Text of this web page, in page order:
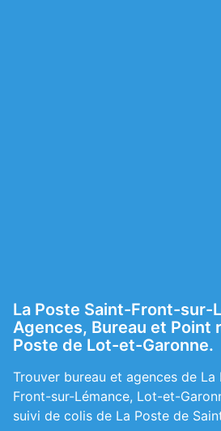
La Poste Saint-Front-sur-
Agences, Bureau et Point
Poste de Lot-et-Garonne.
Trouver bureau et agences de
Front-sur-Lémance, Lot-et-
suivi de colis de La Poste de